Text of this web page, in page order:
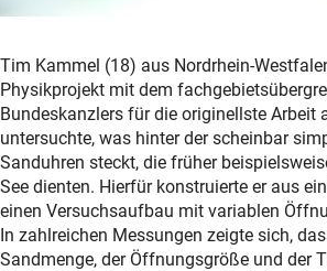
Tim Kammel (18) aus Nordrhein-
Physikprojekt mit dem
Bundeskanzlers für die originellste Arbeit
untersuchte, was hinter der scheinbar
Sanduhren steckt, die früher
See dienten. Hierfür konstruierte er aus
einen Versuchsaufbau mit variablen
In zahlreichen Messungen zeigte sich,
Sandmenge, der Öffnungsgröße und der